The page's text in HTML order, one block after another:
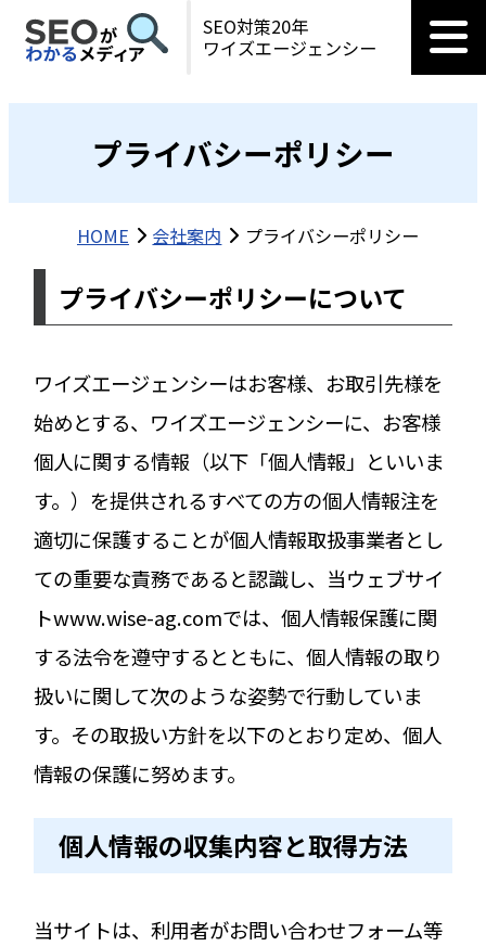
SEO対策20年
ワイズエージェンシー
プライバシーポリシー
HOME 会社案内 プライバシーポリシー
プライバシーポリシーについて
ワイズエージェンシーはお客様、お取引先様を
始めとする、ワイズエージェンシーに、お客様
個人に関する情報（以下「個人情報」といいま
す。）を提供されるすべての方の個人情報注を
適切に保護することが個人情報取扱事業者とし
ての重要な責務であると認識し、当ウェブサイ
トwww.wise-ag.comでは、個人情報保護に関
する法令を遵守するとともに、個人情報の取り
扱いに関して次のような姿勢で行動していま
す。その取扱い方針を以下のとおり定め、個人
情報の保護に努めます。
個人情報の収集内容と取得方法
当サイトは、利用者がお問い合わせフォーム等